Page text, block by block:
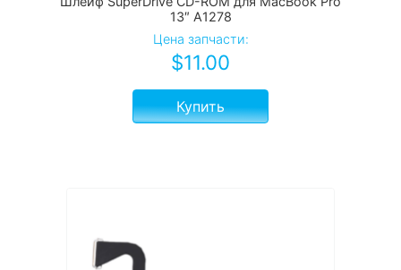
13″ A1278
Цена запчасти:
$11.00
Купить